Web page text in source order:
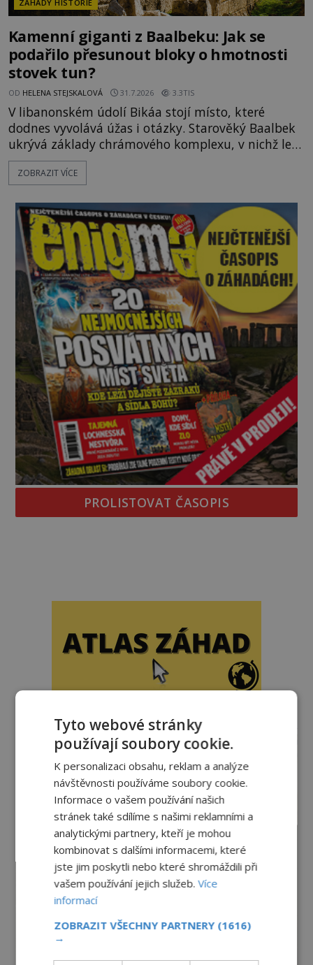
ZÁHADY HISTORIE
Kamenní giganti z Baalbeku: Jak se
podařilo přesunout bloky o hmotnosti
stovek tun?
OD HELENA STEJSKALOVÁ 31.7.2026 3.3TIS
V libanonském údolí Bikáa stojí místo, které
dodnes vyvolává úžas i otázky. Starověký Baalbek
ukrývá základy chrámového komplexu, v nichž leží
kameny tak obrovské, že se zdá téměř nemožné je
přesunout. Některé bloky váží kolem tisíce tun,
kolosů dokonce odhadem až 1650 tun. Jak lidé bez
moderních strojů dokázali takové giganty vytesat,
dopravit a přesně u
ZOBRAZIT VÍCE
PROLISTOVAT ČASOPIS
reklama
Tyto webové stránky
používají soubory cookie.
K personalizaci obsahu, reklam a analýze
návštěvnosti používáme soubory cookie.
Informace o vašem používání našich
stránek také sdílíme s našimi reklamními a
analytickými partnery, kteří je mohou
kombinovat s dalšími informacemi, které
jste jim poskytli nebo které shromáždili při
vašem používání jejich služeb.Více
informací
ZOBRAZIT VŠECHNY PARTNERY (1616)
→